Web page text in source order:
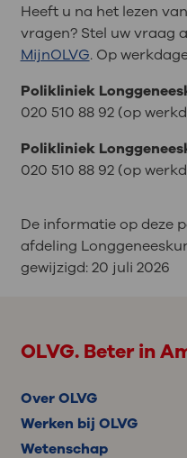
Heeft u na het lezen
vragen? Stel uw vraag
MijnOLVG. Op
Polikliniek
020 510 88 92 (op
Polikliniek
020 510 88 92 (op
De informatie op deze
afdeling
gewijzigd:20 juli 2026
OLVG. Beter in
Over OLVG
Werken bij OLVG
Wetenschap